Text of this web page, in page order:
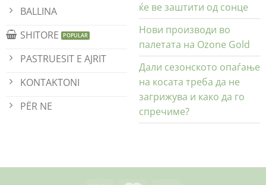
BALLINA
SHITORE
PASTRUESIT E AJRIT
KONTAKTONI
PËR NE
ќе ве заштити од сонце
Нови производи во
палетата на Ozone Gold
Дали сезонското опаѓање
на косата треба да не
загрижува и како да го
спречиме?